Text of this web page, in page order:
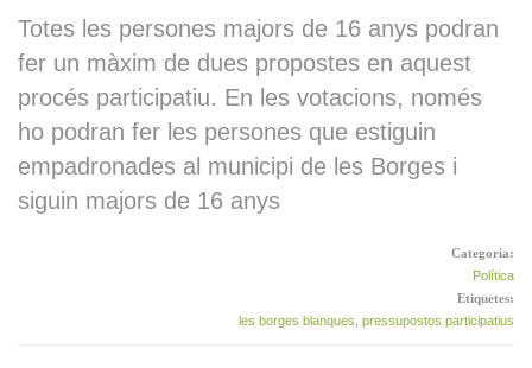
Borges Blanques)
Sessió plenària ordinària
de l’Ajuntament de les
Borges Blanques del 26 de
març del 2026
Totes les persones majors de 16 anys podran
fer un màxim de dues propostes en aquest
procés participatiu. En les votacions, només
ho podran fer les persones que estiguin
empadronades al municipi de les Borges i
siguin majors de 16 anys
Categoria:
Política
Etiquetes:
les borges blanques pressupostos participatius